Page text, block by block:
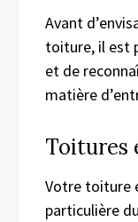
Avant
toiture, il est
et de
matière
Toitures
Votre toiture
particulière